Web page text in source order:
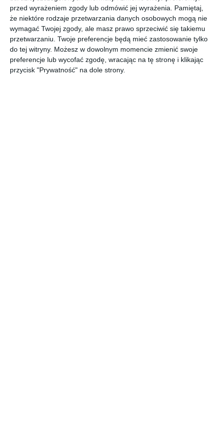
przed wyrażeniem zgody lub odmówić jej wyrażenia.
Pamiętaj,
że niektóre rodzaje przetwarzania danych osobowych mogą nie
wymagać Twojej zgody, ale masz prawo sprzeciwić się takiemu
przetwarzaniu. Twoje preferencje będą mieć zastosowanie tylko
do tej witryny. Możesz w dowolnym momencie zmienić swoje
preferencje lub wycofać zgodę, wracając na tę stronę i klikając
przycisk "Prywatność" na dole strony.
Bielsko-Białej